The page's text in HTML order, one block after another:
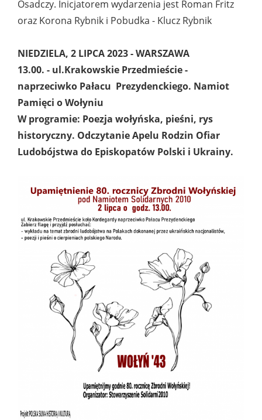
Osadczy. Inicjatorem wydarzenia jest Roman Fritz
oraz Korona Rybnik i Pobudka - Klucz Rybnik
NIEDZIELA, 2 LIPCA 2023 - WARSZAWA
13.00. - ul.Krakowskie Przedmieście -
naprzeciwko Pałacu Prezydenckiego. Namiot
Pamięci o Wołyniu
W programie: Poezja wołyńska, pieśni, rys
historyczny. Odczytanie Apelu Rodzin Ofiar
Ludobójstwa do Episkopatów Polski i Ukrainy.